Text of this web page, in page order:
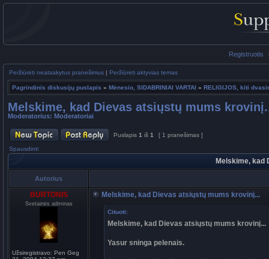
Registruotis
Peržiūrėti neatsakytus pranešimus | Peržiūrėti aktyvias temas
Pagrindinis diskusijų puslapis » Mėnesio, SIDABRINIAI VARTAI » RELIGIJOS, kiti
Melskime, kad Dievas atsiųstų mums
Moderatorius: Moderatoriai
Puslapis 1 iš 1 [ 1 pranešimas ]
Spausdinti
Melskime, kad
Autorius
BURTONIS
Svetainės adminas
Užsiregistravo: Pen Geg
Melskime, kad Dievas atsiųstų mums krovinį...
Cituoti:
Melskime, kad Dievas atsiųstų mums krovinį...
Yasur sninga pelenais.